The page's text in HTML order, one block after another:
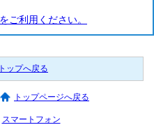
ご利用ください。
ップへ戻る
トップページへ戻る
スマートフォン